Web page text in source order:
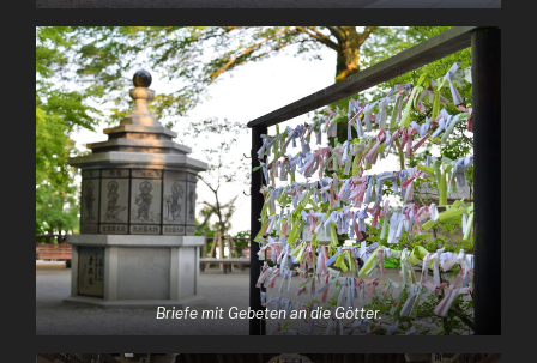
Briefe mit Gebeten an die Götter.